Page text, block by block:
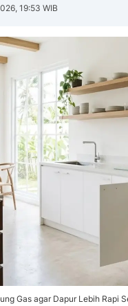
19:53 WIB
Gas agar Dapur Lebih Rapi